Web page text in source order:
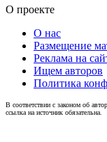
О проекте
О нас
Размещение
Реклама на
Ищем авторов
Политика
В соответствии с законом об
ссылка на источник обязательна.